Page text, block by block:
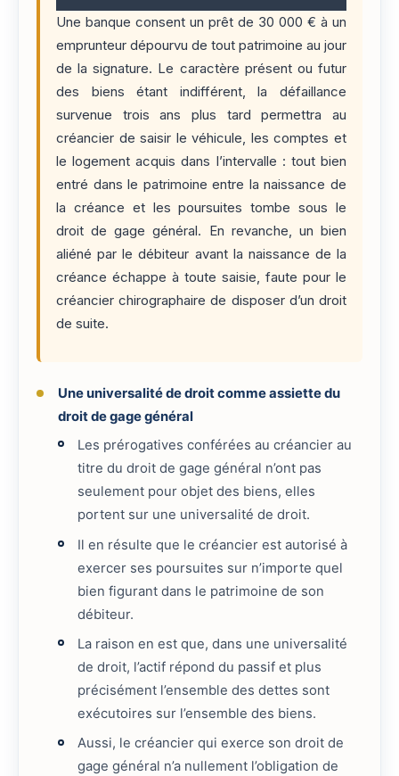
Une banque consent un prêt de 30 000 € à un
emprunteur dépourvu de tout patrimoine au jour
de la signature. Le caractère présent ou futur
des biens étant indifférent, la défaillance
survenue trois ans plus tard permettra au
créancier de saisir le véhicule, les comptes et
le logement acquis dans l’intervalle : tout bien
entré dans le patrimoine entre la naissance de
la créance et les poursuites tombe sous le
droit de gage général. En revanche, un bien
aliéné par le débiteur avant la naissance de la
créance échappe à toute saisie, faute pour le
créancier chirographaire de disposer d’un droit
de suite.
Une universalité de droit comme assiette du
droit de gage général
Les prérogatives conférées au créancier au
titre du droit de gage général n’ont pas
seulement pour objet des biens, elles
portent sur une universalité de droit.
Il en résulte que le créancier est autorisé à
exercer ses poursuites sur n’importe quel
bien figurant dans le patrimoine de son
débiteur.
La raison en est que, dans une universalité
de droit, l’actif répond du passif et plus
précisément l’ensemble des dettes sont
exécutoires sur l’ensemble des biens.
Aussi, le créancier qui exerce son droit de
gage général n’a nullement l’obligation de